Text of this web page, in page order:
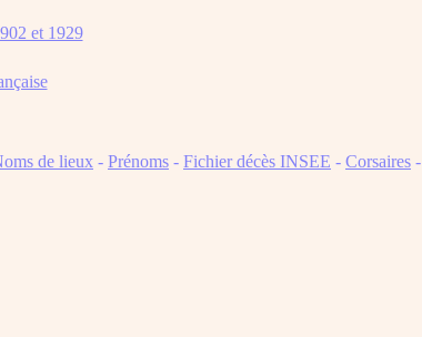
et 1929
de lieux - Prénoms - Fichier décès INSEE - Corsaires -